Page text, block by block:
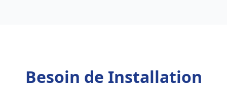
Besoin de Installation